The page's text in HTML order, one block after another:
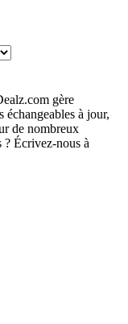
gère
à jour,
de nombreux
? Écrivez-nous à